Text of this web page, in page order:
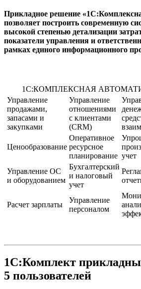
Прикладное решение
позволяет построить современную
высокой степенью детализации
показатели управления и
рамках единого информационного
1С:КОМПЛЕКСНАЯ
Управление
продажами,
запасами и
закупками
Управление
отношениями
с клиентами
(CRM)
Ценообразование
Оперативное
ресурсное
планирование учет
Управление ОС
и оборудованием
Бухгалтерский
и налоговый
учет
Расчет зарплаты
Управление
персоналом
1С:Комплект
5 пользователей